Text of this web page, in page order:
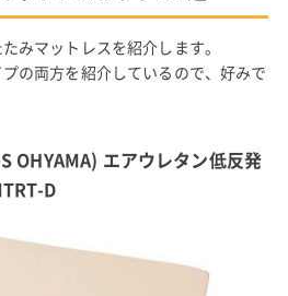
みマットレスを紹介します。
の両方を紹介しているので、好みで
OHYAMA) エアウレタン低反発
D